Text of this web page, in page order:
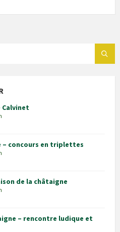
– concours en triplettes
de la châtaigne
– rencontre ludique et